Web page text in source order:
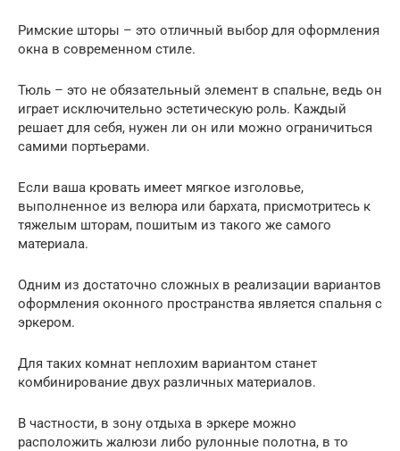
Римские шторы – это отличный выбор для оформления
окна в современном стиле.
Тюль – это не обязательный элемент в спальне, ведь он
играет исключительно эстетическую роль. Каждый
решает для себя, нужен ли он или можно ограничиться
самими портьерами.
Если ваша кровать имеет мягкое изголовье,
выполненное из велюра или бархата, присмотритесь к
тяжелым шторам, пошитым из такого же самого
материала.
Одним из достаточно сложных в реализации вариантов
оформления оконного пространства является спальня с
эркером.
Для таких комнат неплохим вариантом станет
комбинирование двух различных материалов.
В частности, в зону отдыха в эркере можно
расположить жалюзи либо рулонные полотна, в то